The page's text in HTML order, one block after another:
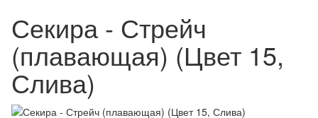
Секира - Стрейч
(плавающая) (Цвет 15,
Слива)